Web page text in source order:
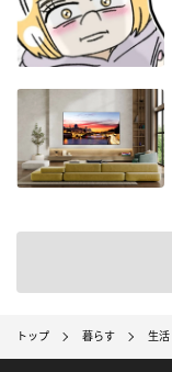
トップ 暮らす 生活